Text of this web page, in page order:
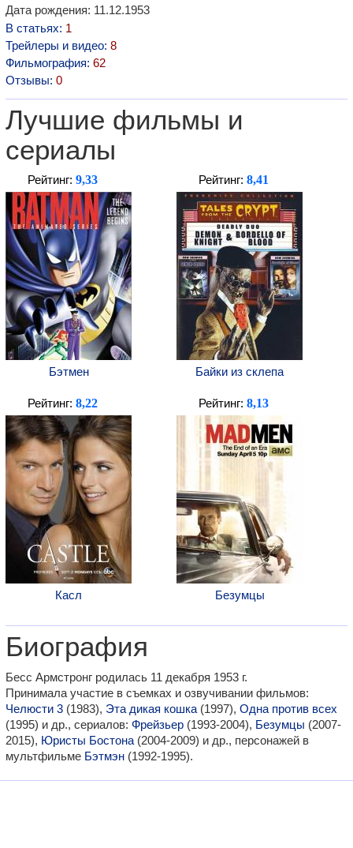
Дата рождения: 11.12.1953
В статьях: 1
Трейлеры и видео: 8
Фильмография: 62
Отзывы: 0
Лучшие фильмы и
сериалы
Рейтинг: 9,33
Бэтмен
Рейтинг: 8,41
Байки из склепа
Рейтинг: 8,22
Касл
Рейтинг: 8,13
Безумцы
Биография
Бесс Армстронг родилась 11 декабря 1953 г.
Принимала участие в съемках и озвучивании фильмов:
Челюсти 3 (1983), Эта дикая кошка (1997), Одна против всех
(1995) и др., сериалов: Фрейзьер (1993-2004), Безумцы (2007-
2015), Юристы Бостона (2004-2009) и др., персонажей в
мультфильме Бэтмэн (1992-1995).